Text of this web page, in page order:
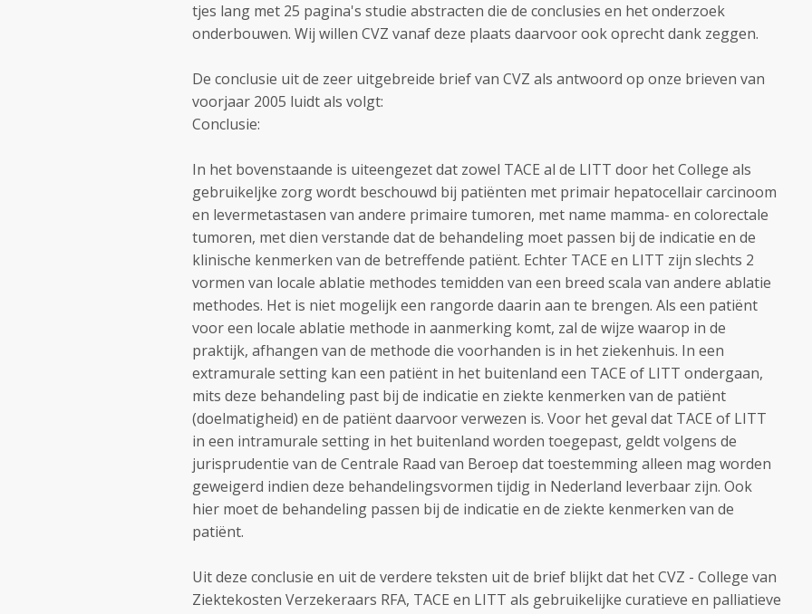
tjes lang met 25 pagina's studie abstracten die de conclusies en het onderzoek
onderbouwen. Wij willen CVZ vanaf deze plaats daarvoor ook oprecht dank zeggen.
De conclusie uit de zeer uitgebreide brief van CVZ als antwoord op onze brieven van
voorjaar 2005 luidt als volgt:
Conclusie:
In het bovenstaande is uiteengezet dat zowel TACE al de LITT door het College als
gebruikeljke zorg wordt beschouwd bij patiënten met primair hepatocellair carcinoom
en levermetastasen van andere primaire tumoren, met name mamma- en colorectale
tumoren, met dien verstande dat de behandeling moet passen bij de indicatie en de
klinische kenmerken van de betreffende patiënt. Echter TACE en LITT zijn slechts 2
vormen van locale ablatie methodes temidden van een breed scala van andere ablatie
methodes. Het is niet mogelijk een rangorde daarin aan te brengen. Als een patiënt
voor een locale ablatie methode in aanmerking komt, zal de wijze waarop in de
praktijk, afhangen van de methode die voorhanden is in het ziekenhuis. In een
extramurale setting kan een patiënt in het buitenland een TACE of LITT ondergaan,
mits deze behandeling past bij de indicatie en ziekte kenmerken van de patiënt
(doelmatigheid) en de patiënt daarvoor verwezen is. Voor het geval dat TACE of LITT
in een intramurale setting in het buitenland worden toegepast, geldt volgens de
jurisprudentie van de Centrale Raad van Beroep dat toestemming alleen mag worden
geweigerd indien deze behandelingsvormen tijdig in Nederland leverbaar zijn. Ook
hier moet de behandeling passen bij de indicatie en de ziekte kenmerken van de
patiënt.
Uit deze conclusie en uit de verdere teksten uit de brief blijkt dat het CVZ - College van
Ziektekosten Verzekeraars RFA, TACE en LITT als gebruikelijke curatieve en palliatieve